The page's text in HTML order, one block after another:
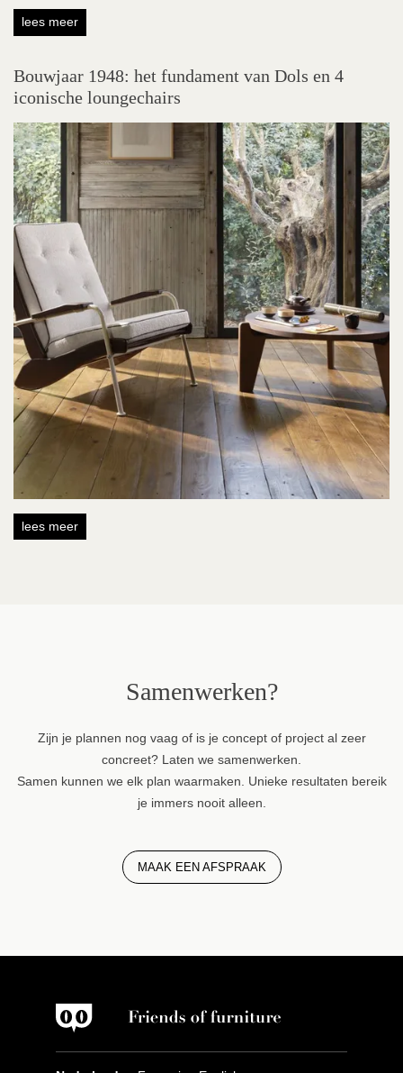
lees meer
Bouwjaar 1948: het fundament van Dols en 4
iconische loungechairs
lees meer
Samenwerken?
Zijn je plannen nog vaag of is je concept of project al zeer
concreet? Laten we samenwerken.
Samen kunnen we elk plan waarmaken. Unieke resultaten bereik
je immers nooit alleen.
MAAK EEN AFSPRAAK